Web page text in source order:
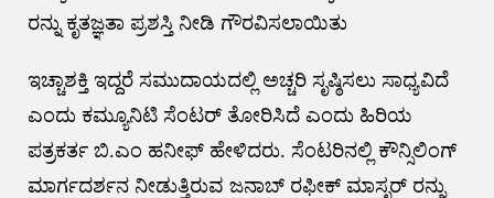
ರನ್ನು ಕೃತಜ್ಞತಾ ಪ್ರಶಸ್ತಿ ನೀಡಿ ಗೌರವಿಸಲಾಯಿತು
ಇಚ್ಚಾಶಕ್ತಿ ಇದ್ದರೆ ಸಮುದಾಯದಲ್ಲಿ ಅಚ್ಚರಿ ಸೃಷ್ಠಿಸಲು ಸಾಧ್ಯವಿದೆ
ಎಂದು ಕಮ್ಯೂನಿಟಿ ಸೆಂಟರ್ ತೋರಿಸಿದೆ ಎಂದು ಹಿರಿಯ
ಪತ್ರಕರ್ತ ಬಿ.ಎಂ ಹನೀಫ್ ಹೇಳಿದರು. ಸೆಂಟರಿನಲ್ಲಿ ಕೌನ್ಸಿಲಿಂಗ್
ಮಾರ್ಗದರ್ಶನ ನೀಡುತ್ತಿರುವ ಜನಾಬ್ ರಫೀಕ್ ಮಾಸೃರ್ ರನ್ನು